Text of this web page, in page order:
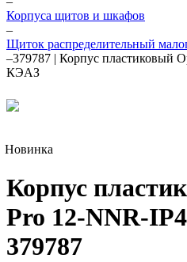
Корпуса щитов и шкафов
–
Щиток распределительный
–379787 | Корпус пластиковый
КЭАЗ
Новинка
Корпус
Pro 12-NNR-
379787